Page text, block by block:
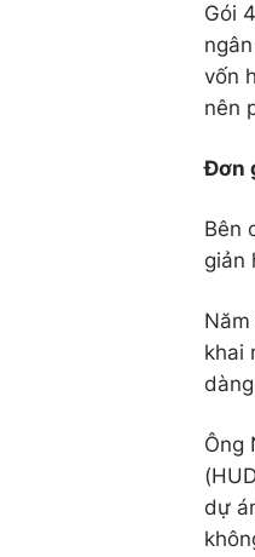
Gói
vốn
nên
Đơn
Bên
giản
khai
Ông
dự